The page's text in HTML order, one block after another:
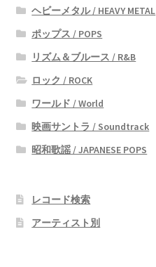
ヘビーメタル / HEAVY METAL
ポップス / POPS
リズム＆ブルース / R&B
ロック / ROCK
ワールド / World
映画サントラ / Soundtrack
昭和歌謡 / JAPANESE POPS
レコード検索
アーティスト別